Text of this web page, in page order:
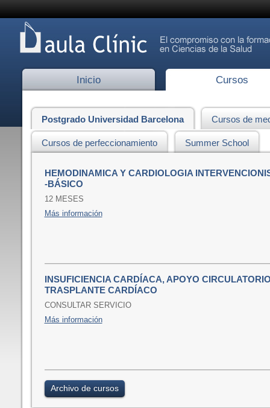
Inicio Cursos
Postgrado Universidad Barcelona Cursos de
Cursos de perfeccionamiento Summer School
HEMODINAMICA Y CARDIOLOGIA
-BÁSICO
12 MESES
Más información
INSUFICIENCIA CARDÍACA, APOYO
TRASPLANTE CARDÍACO
CONSULTAR SERVICIO
Más información
Archivo de cursos